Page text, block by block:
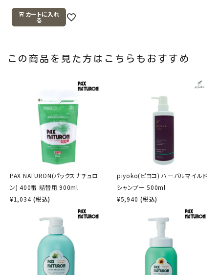
カートに入れ
る
この商品を見た方はこちらもおすすめ
PAX NATURON(パックスナチュロ
ン) 400番 詰替用 900ml
¥1,034 (税込)
piyoko(ピヨコ) ハーバルマイルド
シャンプー 500ml
¥5,940 (税込)